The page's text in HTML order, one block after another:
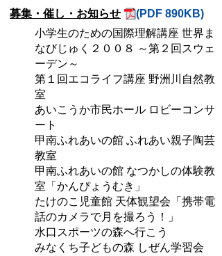
募集・催し・お知らせ
(PDF 890KB)
小学生のための国際理解講座 世界ま
なびじゅく２００８ ～第２回スウェ
ーデン～
第１回エコライフ講座 野洲川自然教
室
あいこうか市民ホール ロビーコンサ
ート
甲南ふれあいの館 ふれあい親子陶芸
教室
甲南ふれあいの館 なつかしの体験教
室「かんぴょうむき」
たけのこ児童館 天体観望会「携帯電
話のカメラで月を撮ろう！」
水口スポーツの森へ行こう
みなくち子どもの森 しぜん学習会